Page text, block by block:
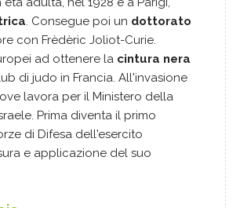
. Consegue poi un dottorato
con Frèdèric Joliot-Curie.
ad ottenere la cintura nera
di judo in Francia. All'invasione
lavora per il Ministero della
Prima diventa il primo
di Difesa dell'esercito
e applicazione del suo